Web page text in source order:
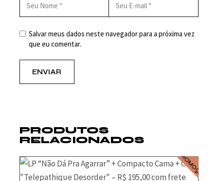
Salvar meus dados neste navegador para a próxima vez
que eu comentar.
ENVIAR
PRODUTOS
RELACIONADOS
PROMOÇÃO